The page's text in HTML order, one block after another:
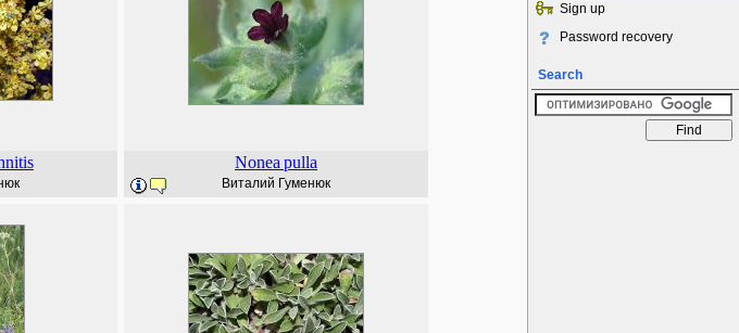
Nonea pulla
Виталий Гуменюк
Sign up
Password recovery
Search